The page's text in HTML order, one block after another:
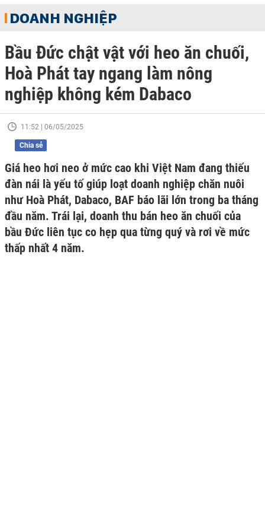
DOANH NGHIỆP
Bầu Đức chật vật với heo ăn chuối,
Hoà Phát tay ngang làm nông
nghiệp không kém Dabaco
11:52 | 06/05/2025
Chia sẻ
Giá heo hơi neo ở mức cao khi Việt Nam đang thiếu
đàn nái là yếu tố giúp loạt doanh nghiệp chăn nuôi
như Hoà Phát, Dabaco, BAF báo lãi lớn trong ba tháng
đầu năm. Trái lại, doanh thu bán heo ăn chuối của
bầu Đức liên tục co hẹp qua từng quý và rơi về mức
thấp nhất 4 năm.